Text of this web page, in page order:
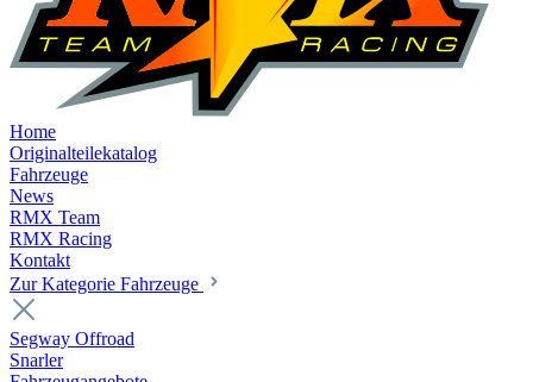
Home
Originalteilekatalog
Fahrzeuge
News
RMX Team
RMX Racing
Kontakt
Zur Kategorie Fahrzeuge
Segway Offroad
Snarler